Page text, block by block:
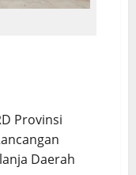
Provinsi
Daerah